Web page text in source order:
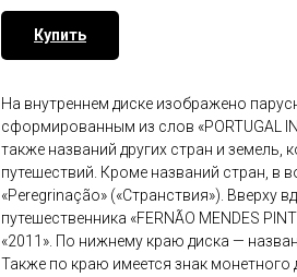
Купить
На внутреннем диске изображено
сформированным из слов «PORTUGAL
также названий других стран и
путешествий. Кроме названий стран, в
«Peregrinação» («Странствия»). Вверху
путешественника «FERNÃO MENDES
«2011». По нижнему краю диска —
Также по краю имеется знак монетного